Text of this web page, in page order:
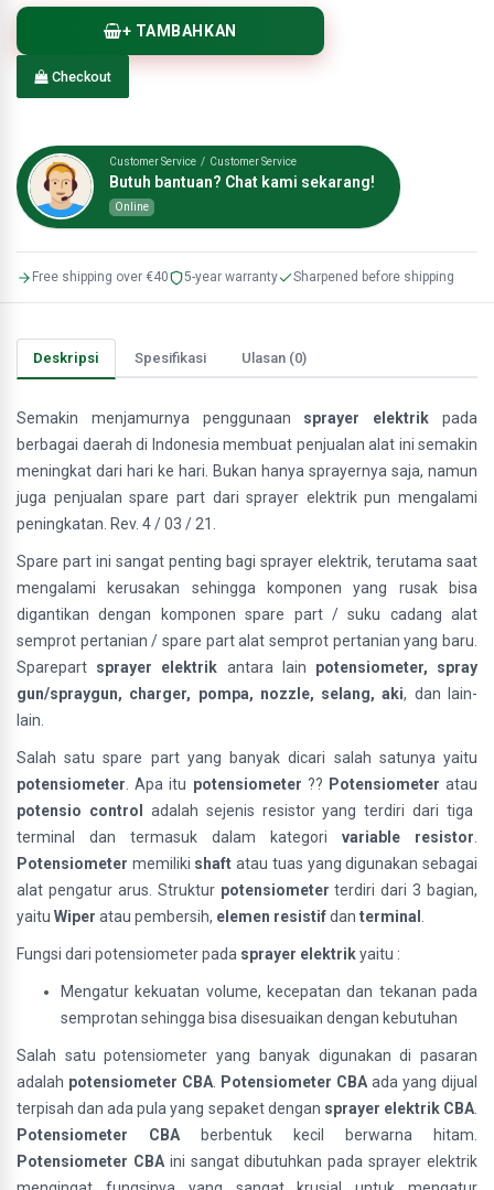
+ TAMBAHKAN
Checkout
Customer Service / Customer Service
Butuh bantuan? Chat kami sekarang!
Online
Free shipping over €40 5-year warranty Sharpened before shipping
Deskripsi Spesifikasi Ulasan (0)
Semakin menjamurnya penggunaan sprayer elektrik pada
berbagai daerah di Indonesia membuat penjualan alat ini semakin
meningkat dari hari ke hari. Bukan hanya sprayernya saja, namun
juga penjualan spare part dari sprayer elektrik pun mengalami
peningkatan. Rev. 4 / 03 / 21.
Spare part ini sangat penting bagi sprayer elektrik, terutama saat
mengalami kerusakan sehingga komponen yang rusak bisa
digantikan dengan komponen spare part / suku cadang alat
semprot pertanian / spare part alat semprot pertanian yang baru.
Sparepart sprayer elektrik antara lain potensiometer, spray
gun/spraygun, charger, pompa, nozzle, selang, aki, dan lain-
lain.
Salah satu spare part yang banyak dicari salah satunya yaitu
potensiometer . Apa itu potensiometer ?? Potensiometer atau
potensio control
adalah sejenis resistor yang terdiri dari tiga
terminal dan termasuk dalam kategori variable resistor
Potensiometer memiliki shaft atau tuas yang digunakan sebagai
alat pengatur arus. Struktur potensiometer terdiri dari 3 bagian,
yaitu Wiper atau pembersih, elemen resistifdan terminal
Fungsi dari potensiometer pada sprayer elektrikyaitu :
Mengatur kekuatan volume, kecepatan dan tekanan pada
semprotan sehingga bisa disesuaikan dengan kebutuhan
Salah satu potensiometer yang banyak digunakan di pasaran
adalah potensiometer CBA Potensiometer CBA ada yang dijual
terpisah dan ada pula yang sepaket dengan sprayer elektrik CBA
Potensiometer CBA berbentuk kecil berwarna hitam.
Potensiometer CBAini sangat dibutuhkan pada sprayer elektrik